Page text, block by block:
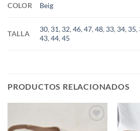
COLOR Beig
TALLA
30, 31, 32,46,47,48, 33, 34, 35,
43,44,45
PRODUCTOS RELACIONADOS